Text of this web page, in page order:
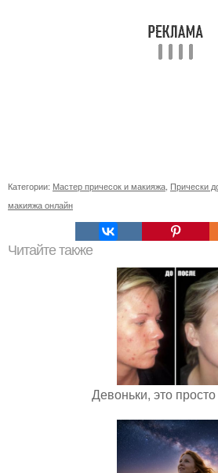
Категории: Мастер причесок и макияжа Прически
макияжа онлайн
Читайте также
Девоньки, это